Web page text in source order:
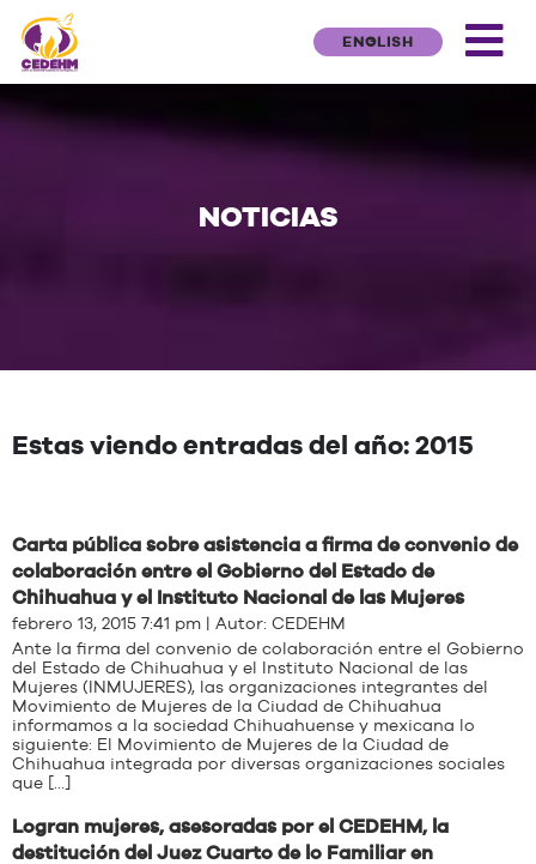
ENGLISH
NOTICIAS
Estas viendo entradas del año: 2015
Carta pública sobre asistencia a firma de convenio de
colaboración entre el Gobierno del Estado de
Chihuahua y el Instituto Nacional de las Mujeres
febrero 13, 2015 7:41 pm | Autor: CEDEHM
Ante la firma del convenio de colaboración entre el Gobierno
del Estado de Chihuahua y el Instituto Nacional de las
Mujeres (INMUJERES), las organizaciones integrantes del
Movimiento de Mujeres de la Ciudad de Chihuahua
informamos a la sociedad Chihuahuense y mexicana lo
siguiente: El Movimiento de Mujeres de la Ciudad de
Chihuahua integrada por diversas organizaciones sociales
que […]
Logran mujeres, asesoradas por el CEDEHM, la
destitución del Juez Cuarto de lo Familiar en